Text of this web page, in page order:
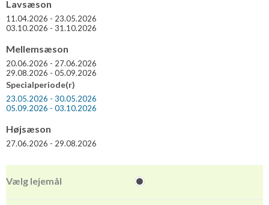
Lavsæson
11.04.2026 - 23.05.2026
03.10.2026 - 31.10.2026
Mellemsæson
20.06.2026 - 27.06.2026
29.08.2026 - 05.09.2026
Specialperiode(r)
23.05.2026 - 30.05.2026
05.09.2026 - 03.10.2026
Højsæson
27.06.2026 - 29.08.2026